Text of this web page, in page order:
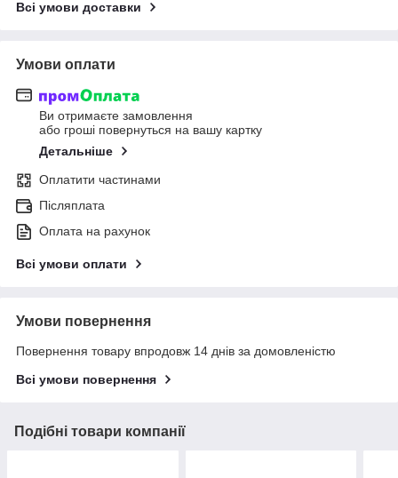
Всі умови доставки
Умови оплати
Ви отримаєте замовлення
або гроші повернуться на вашу картку
Детальніше
Оплатити частинами
Післяплата
Оплата на рахунок
Всі умови оплати
Умови повернення
Повернення товару впродовж 14 днів за домовленістю
Всі умови повернення
Подібні товари компанії